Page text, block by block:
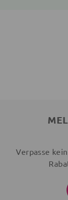
Verpasse